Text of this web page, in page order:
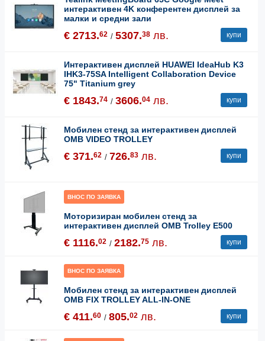
интерактивен 4K конферентен дисплей за
малки и средни зали
€ 2713.62 / 5307.38 лв. купи
Интерактивен дисплей HUAWEI IdeaHub K3
IHK3-75SA Intelligent Collaboration Device
75" Titanium grey
€ 1843.74 / 3606.04 лв. купи
Мобилен стенд за интерактивен дисплей
OMB VIDEO TROLLEY
€ 371.62 / 726.83 лв. купи
ВНОС ПО ЗАЯВКА
Моторизиран мобилен стенд за
интерактивен дисплей OMB Trolley E500
€ 1116.02 / 2182.75 лв. купи
ВНОС ПО ЗАЯВКА
Мобилен стенд за интерактивен дисплей
OMB FIX TROLLEY ALL-IN-ONE
€ 411.60 / 805.02 лв. купи